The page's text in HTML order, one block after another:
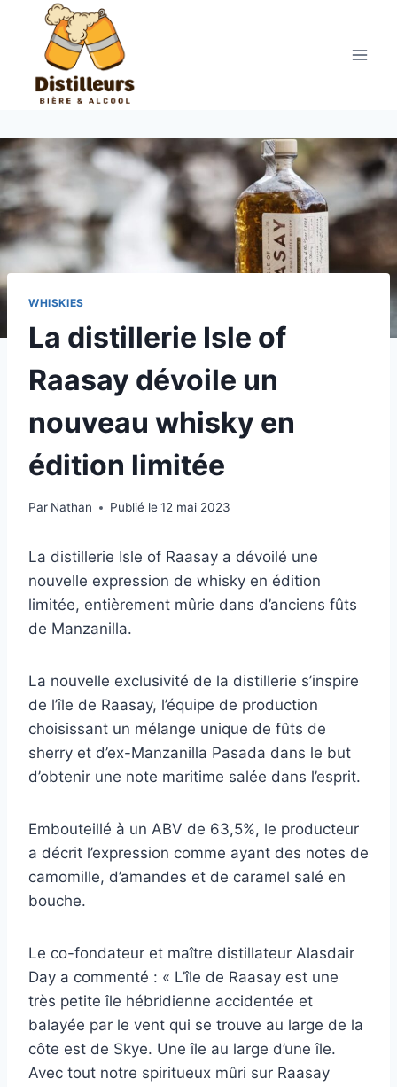
contenu
WHISKIES
La distillerie Isle of
Raasay dévoile un
nouveau whisky en
édition limitée
Par Nathan Publié le 12 mai 2023
La distillerie Isle of Raasay a dévoilé une
nouvelle expression de whisky en édition
limitée, entièrement mûrie dans d’anciens fûts
de Manzanilla.
La nouvelle exclusivité de la distillerie s’inspire
de l’île de Raasay, l’équipe de production
choisissant un mélange unique de fûts de
sherry et d’ex-Manzanilla Pasada dans le but
d’obtenir une note maritime salée dans l’esprit.
Embouteillé à un ABV de 63,5%, le producteur
a décrit l’expression comme ayant des notes de
camomille, d’amandes et de caramel salé en
bouche.
Le co-fondateur et maître distillateur Alasdair
Day a commenté : « L’île de Raasay est une
très petite île hébridienne accidentée et
balayée par le vent qui se trouve au large de la
côte est de Skye. Une île au large d’une île.
Avec tout notre spiritueux mûri sur Raasay